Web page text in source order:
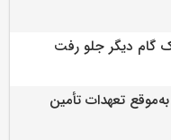
گام دیگر جلو رفت
به‌موقع تعهدات تأمین